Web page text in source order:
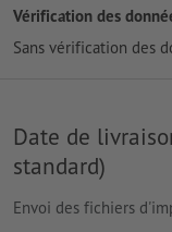
Vérification des
Sans vérification des
Date de
standard)
Envoi des fichiers